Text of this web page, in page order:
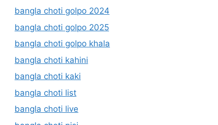
bangla choti golpo 2024
bangla choti golpo 2025
bangla choti golpo khala
bangla choti kahini
bangla choti kaki
bangla choti list
bangla choti live